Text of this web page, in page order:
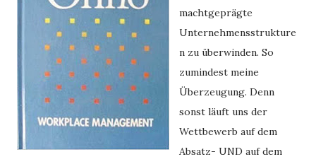
machtgeprägte
Unternehmensstrukture
n zu überwinden. So
zumindest meine
Überzeugung. Denn
sonst läuft uns der
Wettbewerb auf dem
Absatz- UND auf dem